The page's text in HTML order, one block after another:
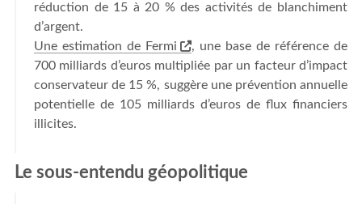
réduction de 15 à 20 % des activités de blanchiment
d’argent.
Une estimation de Fermi
, une base de référence de
700 milliards d’euros multipliée par un facteur d’impact
conservateur de 15 %, suggère une prévention annuelle
potentielle de 105 milliards d’euros de flux financiers
illicites.
Le sous-entendu géopolitique